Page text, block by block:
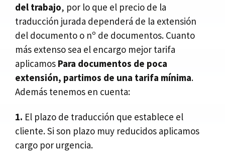
del trabajo, por lo que el precio de la
traducción jurada dependerá de la extensión
del documento o nº de documentos. Cuanto
más extenso sea el encargo mejor tarifa
aplicamos Para documentos de poca
extensión, partimos de una tarifa mínima.
Además tenemos en cuenta:
1. El plazo de traducción que establece el
cliente. Si son plazo muy reducidos aplicamos
cargo por urgencia.